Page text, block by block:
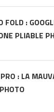
FOLD :
PLIABLE
: LA